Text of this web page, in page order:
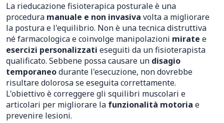
La rieducazione fisioterapica posturale è una
procedura manuale e non invasiva volta a migliorare
la postura e l'equilibrio. Non è una tecnica distruttiva
né farmacologica e coinvolge manipolazioni mirate e
esercizi personalizzati eseguiti da un fisioterapista
qualificato. Sebbene possa causare un disagio
temporaneodurante l'esecuzione, non dovrebbe
risultare dolorosa se eseguita correttamente.
L'obiettivo è correggere gli squilibri muscolari e
articolari per migliorare la funzionalità motoria e
prevenire lesioni.